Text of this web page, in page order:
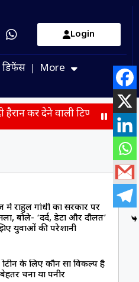
Login
डिफेंस More
टिप्पणी- आंध्र प्रदेश में
में राहुल गांधी का सरकार पर
बोले- ‘दर्द, डेटा और दौलत’
युवाओं की परेशानी
के लिए कौन सा विकल्प है
चना या पनीर